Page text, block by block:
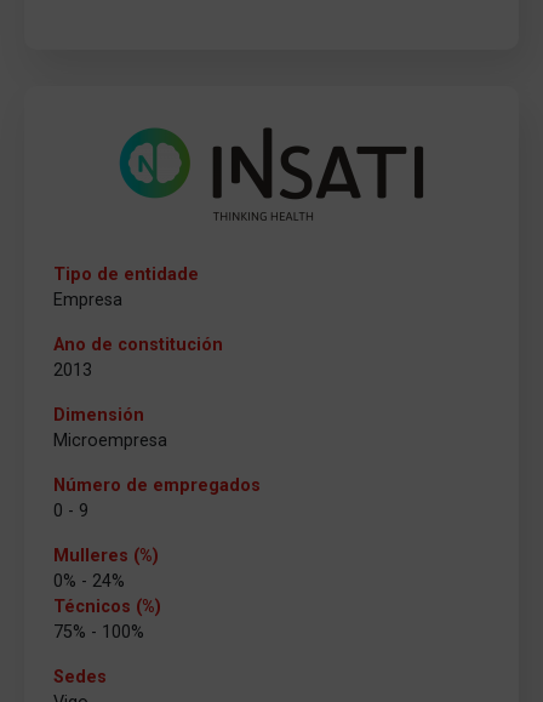
Tipo de entidade
Empresa
Ano de constitución
2013
Dimensión
Microempresa
Número de empregados
0 - 9
Mulleres (%)
0% - 24%
Técnicos (%)
75% - 100%
Sedes